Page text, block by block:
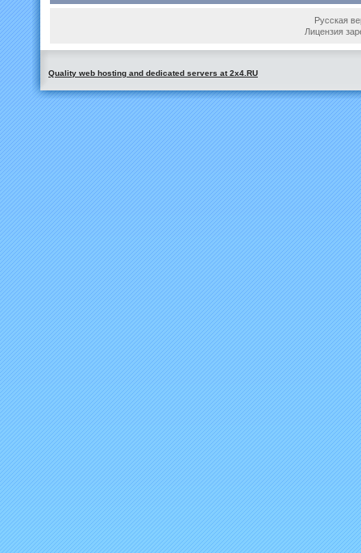
Русская
Лицензия
Quality web hosting and dedicated servers at 2x4.RU